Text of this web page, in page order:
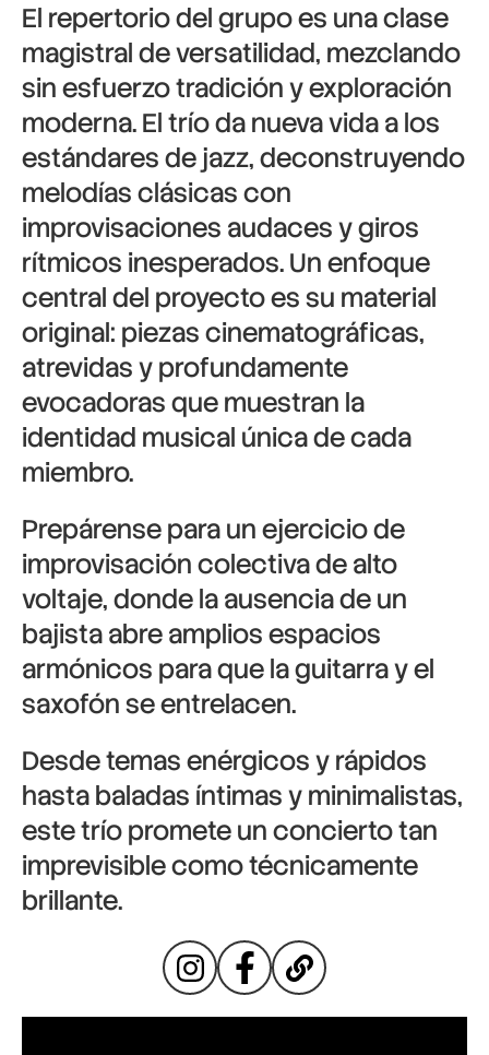
El repertorio del grupo es una clase
magistral de versatilidad, mezclando
sin esfuerzo tradición y exploración
moderna. El trío da nueva vida a los
estándares de jazz, deconstruyendo
melodías clásicas con
improvisaciones audaces y giros
rítmicos inesperados. Un enfoque
central del proyecto es su material
original: piezas cinematográficas,
atrevidas y profundamente
evocadoras que muestran la
identidad musical única de cada
miembro.
Prepárense para un ejercicio de
improvisación colectiva de alto
voltaje, donde la ausencia de un
bajista abre amplios espacios
armónicos para que la guitarra y el
saxofón se entrelacen.
Desde temas enérgicos y rápidos
hasta baladas íntimas y minimalistas,
este trío promete un concierto tan
imprevisible como técnicamente
brillante.